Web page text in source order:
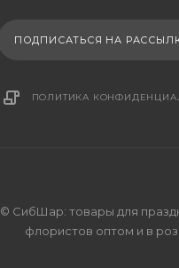
ПОДПИСАТЬСЯ НА
ПОЛИТИКА
© СибШар: товары для
флористов оптом и в